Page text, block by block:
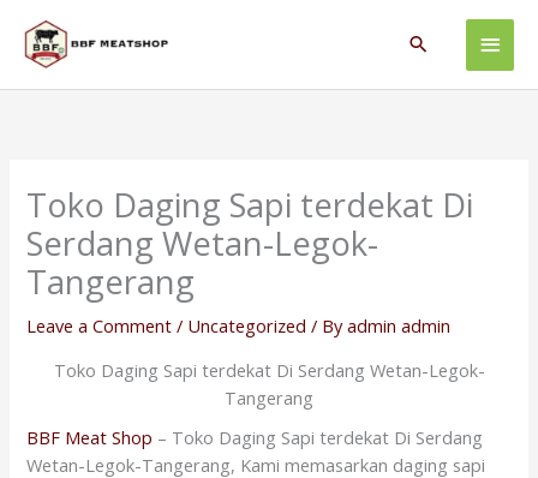
content
Main
Search
Toko Daging Sapi terdekat Di
Serdang Wetan-Legok-
Tangerang
Leave a Comment / Uncategorized / Byadmin admin
Toko Daging Sapi terdekat Di Serdang Wetan-Legok-
Tangerang
BBF Meat Shop – Toko Daging Sapi terdekat Di Serdang
Wetan-Legok-Tangerang, Kami memasarkan daging sapi